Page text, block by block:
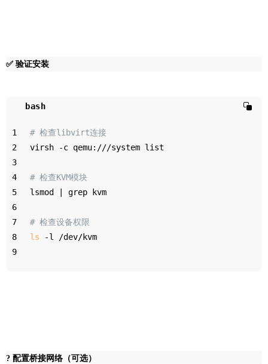
✅ 验证安装
bash
1
# 检查libvirt连接
2
virsh -c qemu:///system list
3
4
# 检查KVM模块
5
lsmod | grep kvm
6
7
# 检查设备权限
8
ls -l /dev/kvm
9
? 配置桥接网络（可选）